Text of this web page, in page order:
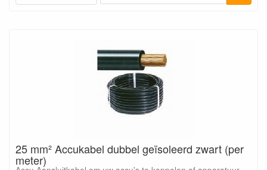
25 mm² Accukabel dubbel geïsoleerd zwart (per
meter)